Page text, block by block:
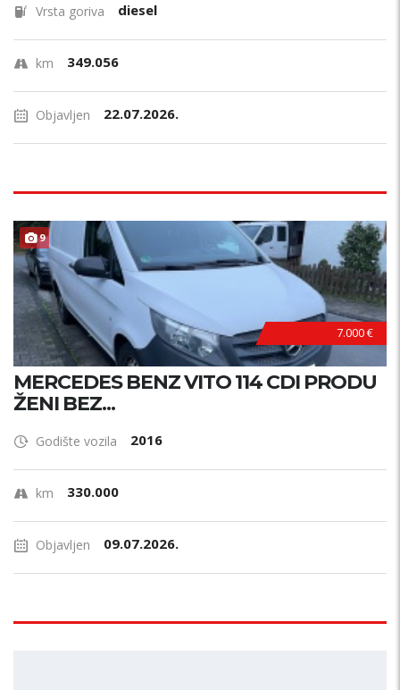
Vrsta goriva diesel
km 349.056
Objavljen 22.07.2026.
9
7.000 €
MERCEDES BENZ VITO 114 CDI PRODU
ŽENI BEZ...
Godište vozila 2016
km 330.000
Objavljen 09.07.2026.